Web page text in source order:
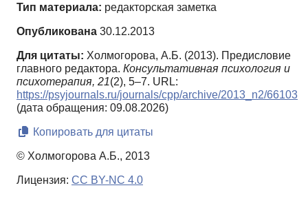
Тип материала: редакторская заметка
Опубликована 30.12.2013
Для цитаты: Холмогорова, А.Б. (2013). Предисловие
главного редактора. Консультативная психология и
психотерапия, 21(2), 5–7. URL:
https://psyjournals.ru/journals/cpp/archive/2013_n2/66103
(дата обращения: 09.08.2026)
Копировать для цитаты
© Холмогорова А.Б., 2013
Лицензия: CC BY-NC 4.0